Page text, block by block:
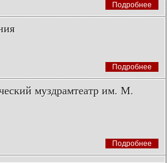
Подробнее
Подробнее
муздрамтеатр им. М.
Подробнее